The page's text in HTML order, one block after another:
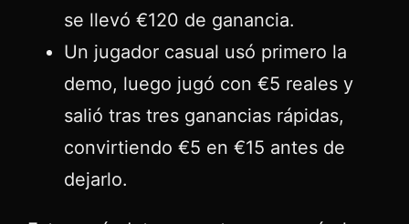
se llevó €120 de ganancia.
Un jugador casual usó primero la
demo, luego jugó con €5 reales y
salió tras tres ganancias rápidas,
convirtiendo €5 en €15 antes de
dejarlo.